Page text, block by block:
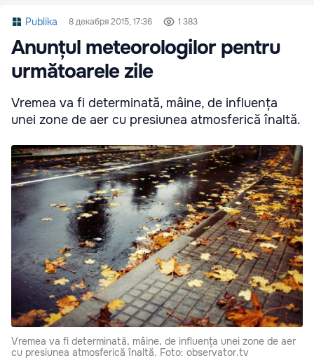
Publika 8 декабря 2015, 17:36 1 383
Anunțul meteorologilor pentru
următoarele zile
Vremea va fi determinată, mâine, de influența
unei zone de aer cu presiunea atmosferică înaltă.
Vremea va fi determinată, mâine, de influența unei zone de aer
cu presiunea atmosferică înaltă. Foto: observator.tv